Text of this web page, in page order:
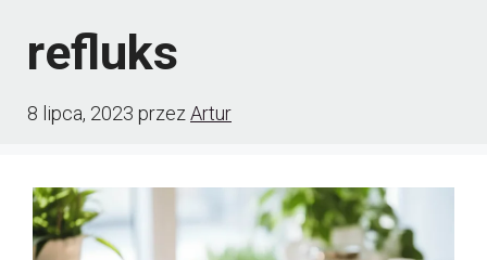
refluks
8 lipca, 2023 przez Artur